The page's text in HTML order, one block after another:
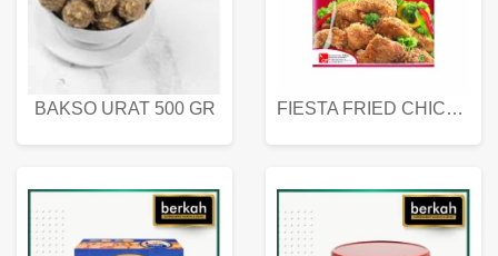
BAKSO URAT 500 GR FIESTA FRIED CHICKEN 500 GR